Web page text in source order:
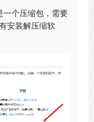
一个压缩包，需要
安装解压缩软